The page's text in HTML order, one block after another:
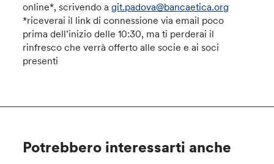
online*, scrivendo agit.padova@bancaetica.org
*riceverai il link di connessione via email poco
prima dell’inizio delle 10:30, ma ti perderai il
rinfresco che verrà offerto alle socie e ai soci
presenti
Potrebbero interessarti anche